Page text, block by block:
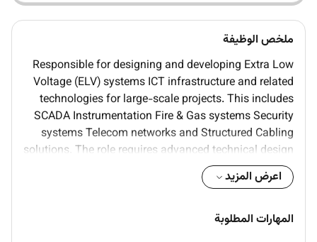
ملخص الوظيفة
Responsible for designing and developing Extra Low
Voltage (ELV) systems ICT infrastructure and related
technologies for large-scale projects. This includes
SCADA Instrumentation Fire & Gas systems Security
systems Telecom networks and Structured Cabling
solutions. The role requires advanced technical design
skills compliance with international and local
standards and coordination with multidisciplinary
Key responsibilies include:
اعرض المزيد
المهارات المطلوبة